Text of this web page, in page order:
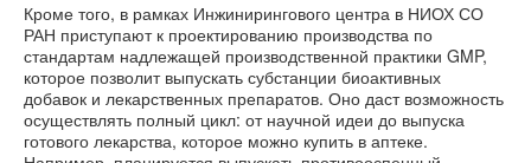
Кроме того, в рамках Инжинирингового центра в НИОХ СО
РАН приступают к проектированию производства по
стандартам надлежащей производственной практики GMP,
которое позволит выпускать субстанции биоактивных
добавок и лекарственных препаратов. Оно даст возможность
осуществлять полный цикл: от научной идеи до выпуска
готового лекарства, которое можно купить в аптеке.